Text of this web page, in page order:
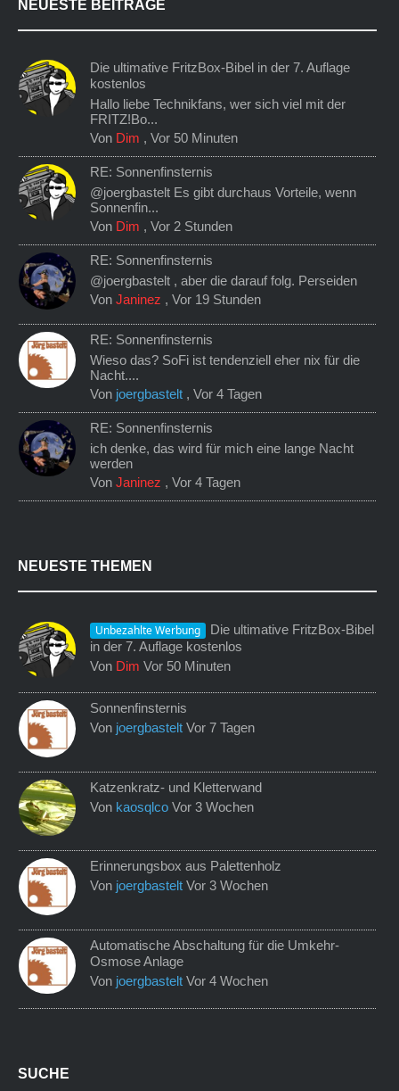
NEUESTE BEITRÄGE
Die ultimative FritzBox-Bibel in der 7. Auflage
kostenlos
Hallo liebe Technikfans, wer sich viel mit der
FRITZ!Bo...
Von Dim ,Vor 50 Minuten
RE: Sonnenfinsternis
@joergbastelt Es gibt durchaus Vorteile, wenn
Sonnenfin...
Von Dim ,Vor 2 Stunden
RE: Sonnenfinsternis
@joergbastelt , aber die darauf folg. Perseiden
VonJaninez ,Vor 19 Stunden
RE: Sonnenfinsternis
Wieso das? SoFi ist tendenziell eher nix für die
Nacht....
Von joergbastelt ,Vor 4 Tagen
RE: Sonnenfinsternis
ich denke, das wird für mich eine lange Nacht
werden
VonJaninez ,Vor 4 Tagen
NEUESTE THEMEN
Unbezahlte Werbung
Die ultimative FritzBox-Bibel
in der 7. Auflage kostenlos
Von Dim Vor 50 Minuten
Sonnenfinsternis
Von joergbastelt Vor 7 Tagen
Katzenkratz- und Kletterwand
Von kaosqlco Vor 3 Wochen
Erinnerungsbox aus Palettenholz
Von joergbastelt Vor 3 Wochen
Automatische Abschaltung für die Umkehr-
Osmose Anlage
Von joergbastelt Vor 4 Wochen
SUCHE